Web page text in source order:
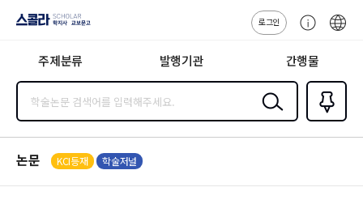
지사·교보문고
로그인
센
주제분류 발행기관 간행물
검색
즐겨찾
기0
논문 KCI등재 학술저널